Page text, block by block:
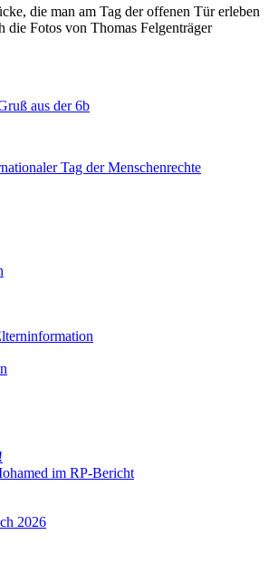
die man am Tag der offenen Tür erleben
die Fotos von Thomas Felgenträger
aus der 6b
Tag der Menschenrechte
im RP-Bericht
2026